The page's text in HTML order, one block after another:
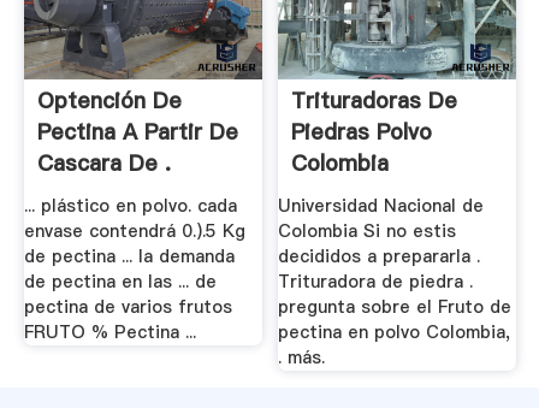
Optención De
Pectina A Partir De
Cascara De .
... plástico en polvo. cada
envase contendrá 0.).5 Kg
de pectina ... la demanda
de pectina en las ... de
pectina de varios frutos
FRUTO % Pectina ...
Trituradoras De
Piedras Polvo
Colombia
Universidad Nacional de
Colombia Si no estis
decididos a prepararla .
Trituradora de piedra .
pregunta sobre el Fruto de
pectina en polvo Colombia,
. más.